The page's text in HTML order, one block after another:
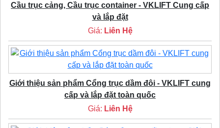
Cầu trục cảng, Cầu trục container - VKLIFT Cung cấp
và lắp đặt
Giá: Liên Hệ
Giới thiệu sản phẩm Cổng trục dầm đôi - VKLIFT cung
cấp và lắp đặt toàn quốc
Giá: Liên Hệ